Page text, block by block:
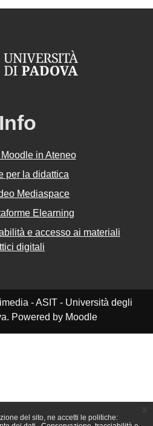
del sito, ne accetti le politiche:
Info
in Ateneo
per la didattica
Mediaspace
Elearning
e accesso ai materiali
digitali
- ASIT - Università degli
Powered by Moodle